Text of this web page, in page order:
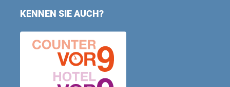
KENNEN SIE AUCH?